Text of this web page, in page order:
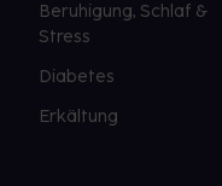
Beruhigung, Schlaf &
Stress
Diabetes
Erkältung